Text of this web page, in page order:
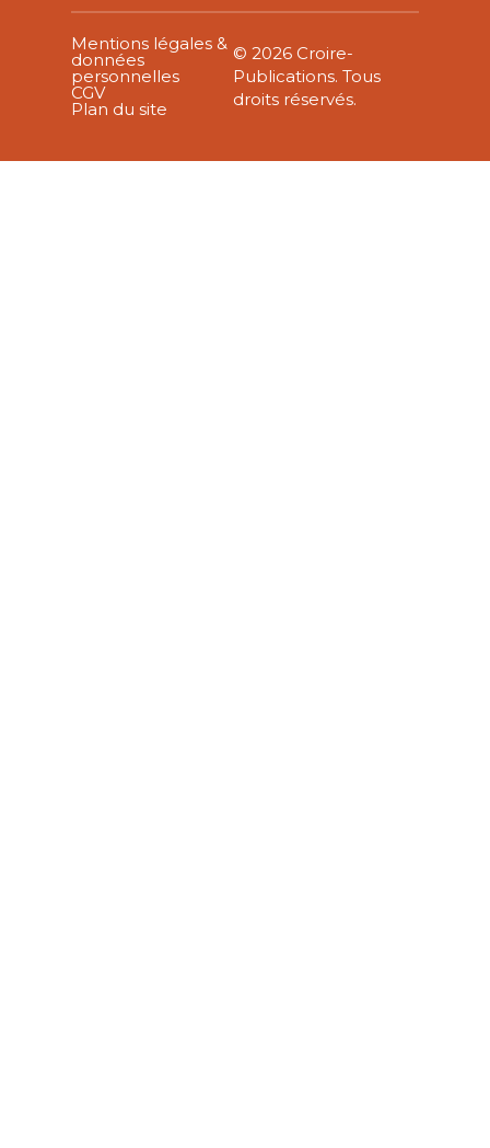
Mentions légales &
données
personnelles
CGV
Plan du site
© 2026 Croire-
Publications. Tous
droits réservés.